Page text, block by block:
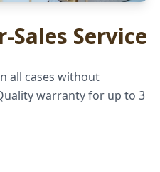
Service
all cases without
warranty for up to 3